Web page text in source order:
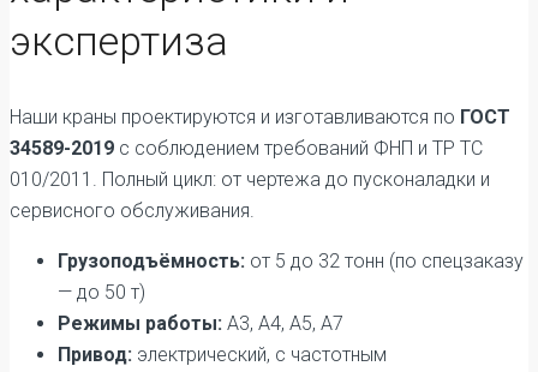
экспертиза
Наши краны проектируются и изготавливаются по ГОСТ
34589-2019 с соблюдением требований ФНП и ТР ТС
010/2011. Полный цикл: от чертежа до пусконаладки и
сервисного обслуживания.
Грузоподъёмность: от 5 до 32 тонн (по спецзаказу
— до 50 т)
Режимы работы: А3, А4, А5, А7
Привод: электрический, с частотным